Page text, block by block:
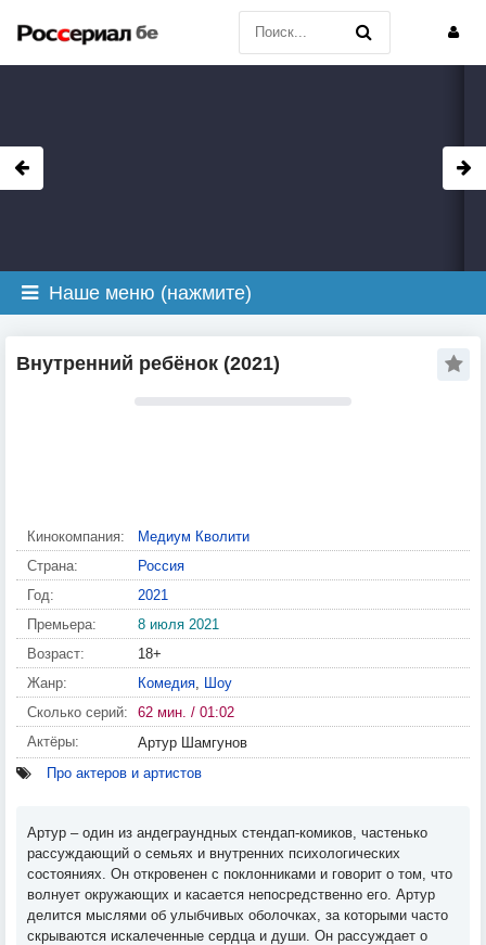
Наше меню (нажмите)
Внутренний ребёнок (2021)
Кинокомпания:
Медиум Кволити
Страна:
Россия
Год:
2021
Премьера:
8 июля 2021
Возраст:
18+
Жанр:
Комедия, Шоу
Сколько серий:
62 мин. / 01:02
Актёры:
Артур Шамгунов
Про актеров и артистов
Артур – один из андеграундных стендап-комиков, частенько
рассуждающий о семьях и внутренних психологических
состояниях. Он откровенен с поклонниками и говорит о том, что
волнует окружающих и касается непосредственно его. Артур
делится мыслями об улыбчивых оболочках, за которыми часто
скрываются искалеченные сердца и души. Он рассуждает о